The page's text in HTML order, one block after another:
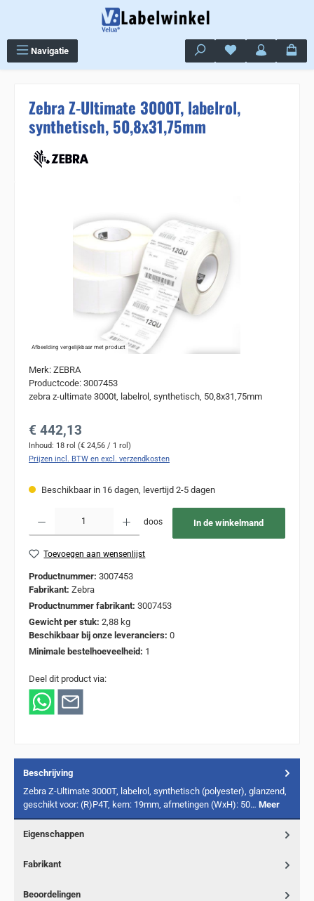
Navigatie Je hebt 0 items op
Zebra Z-Ultimate 3000T, labelrol,
synthetisch, 50,8x31,75mm
Afbeelding vergelijkbaar met product
Merk: ZEBRA
Productcode: 3007453
zebra z-ultimate 3000t, labelrol, synthetisch, 50,8x31,75mm
Normale prijs:
€ 442,13
Inhoud: 18 rol (€ 24,56 / 1 rol)
Prijzen incl. BTW en excl. verzendkosten
Beschikbaar in 16 dagen, levertijd 2-5 dagen
doos In de winkelmand
Toevoegen aan wensenlijst
Productnummer: 3007453
Fabrikant: Zebra
Productnummer fabrikant: 3007453
Gewicht per stuk: 2,88 kg
Beschikbaar bij onze leveranciers: 0
Minimale bestelhoeveelheid: 1
Deel dit product via:
Beschrijving
Zebra Z-Ultimate 3000T, labelrol, synthetisch (polyester), glanzend,
geschikt voor: (R)P4T, kern: 19mm, afmetingen (WxH): 50… Meer
Eigenschappen
Fabrikant
Beoordelingen